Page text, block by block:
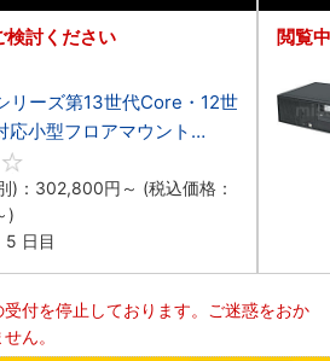
検討ください
リーズ第13世代Core・12世
小型フロアマウント
)： 302,800円 ～ (税込価格：
)
5 日目
閲覧
付を停止しております。ご迷惑をおか
ん。